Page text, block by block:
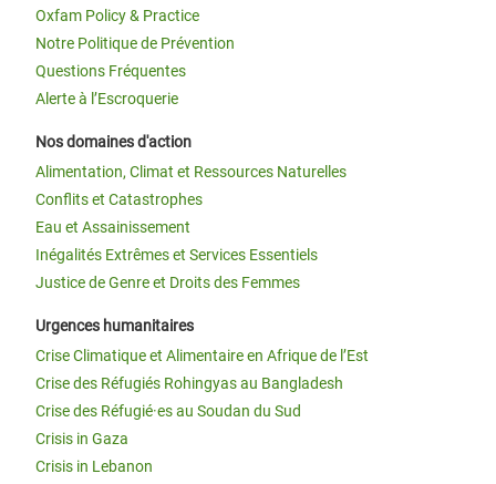
Oxfam Policy & Practice
Notre Politique de Prévention
Questions Fréquentes
Alerte à l’Escroquerie
Nos domaines d'action
Alimentation, Climat et Ressources Naturelles
Conflits et Catastrophes
Eau et Assainissement
Inégalités Extrêmes et Services Essentiels
Justice de Genre et Droits des Femmes
Urgences humanitaires
Crise Climatique et Alimentaire en Afrique de l’Est
Crise des Réfugiés Rohingyas au Bangladesh
Crise des Réfugié·es au Soudan du Sud
Crisis in Gaza
Crisis in Lebanon